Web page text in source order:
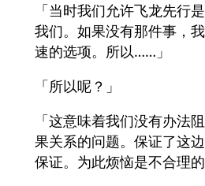
「当时我们允许飞龙先行
我们。如果没有那件事，
速的选项。所以……」
「所以呢？」
「这意味着我们没有办法
果关系的问题。保证了这
保证。为此烦恼是不合理的